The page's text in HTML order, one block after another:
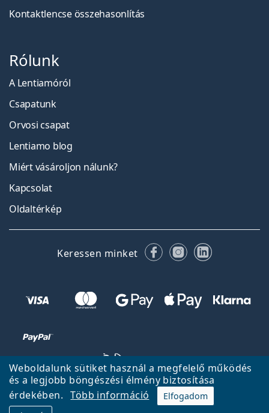
Weboldalunk sütiket használ a megfelelő működés
és a legjobb böngészési élmény biztosítása
érdekében.
Több információ
Elfogadom
Kontaktlencse összehasonlítás
Rólunk
A Lentiamóról
Csapatunk
Orvosi csapat
Lentiamo blog
Miért vásároljon nálunk?
Kapcsolat
Oldaltérkép
Keressen minket FacebookInstagram
LinkedIn
Fel